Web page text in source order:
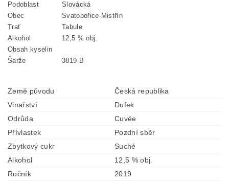
Podoblast
Slovácká
Obec
Svatobořice-Mistřín
Trať
Tabule
Alkohol
12,5 % obj.
Obsah kyselin
Šarže
3819-B
Země původu
Česká republika
Vinařství
Dufek
Odrůda
Cuvée
Přívlastek
Pozdní sběr
Zbytkový cukr
Suché
Alkohol
12,5 % obj.
Ročník
2019